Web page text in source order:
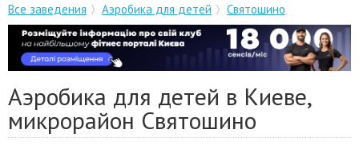
Все заведения Аэробика для детей Святошино
Аэробика для детей в Киеве,
микрорайон Святошино